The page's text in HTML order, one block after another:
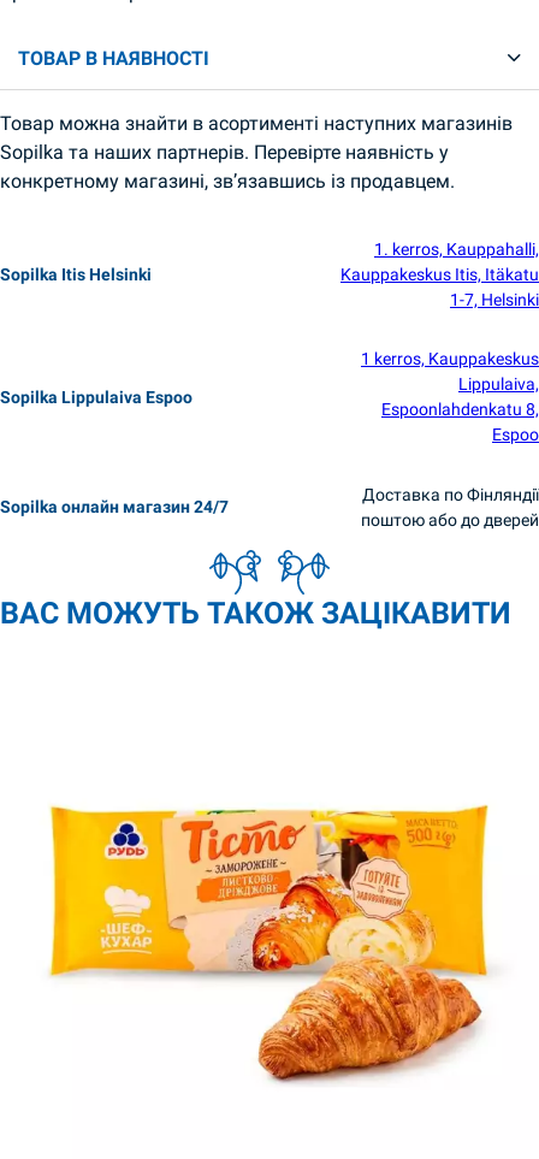
ТОВАР В НАЯВНОСТІ
Товар можна знайти в асортименті наступних магазинів
Sopilka та наших партнерів. Перевірте наявність у
конкретному магазині, зв’язавшись із продавцем.
Sopilka Itis Helsinki
1. kerros, Kauppahalli,
Kauppakeskus Itis, Itäkatu
1-7, Helsinki
Sopilka Lippulaiva Espoo
1 kerros, Kauppakeskus
Lippulaiva,
Espoonlahdenkatu 8,
Espoo
Sopilka онлайн магазин 24/7
Доставка по Фінляндії
поштою або до дверей
ВАС МОЖУТЬ ТАКОЖ ЗАЦІКАВИТИ